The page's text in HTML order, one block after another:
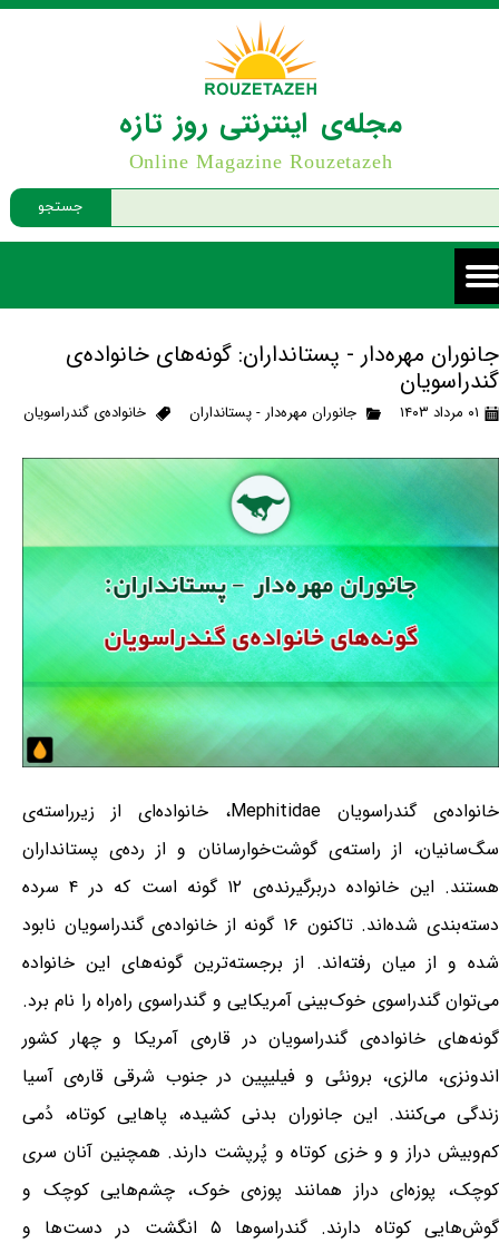
جستجو
مجله‌ی اینترنتی روز تازه
Online Magazine Rouzetazeh
جانوران مهره‌دار - پستانداران: گونه‌های خانواده‌ی
گندراسویان
۰۱ مرداد ۱۴۰۳ جانوران مهره‌دار - پستانداران خانواده‌ی گندراسویان
خانواده‌ی گندراسویان Mephitidae، خانواده‌ای از زیرراسته‌ی
سگ‌سانیان، از راسته‌ی گوشت‌خوارسانان و از رده‌ی پستانداران
هستند. این خانواده دربرگیرنده‌ی ۱۲ گونه است که در ۴ سرده
دسته‌بندی شده‌اند. تاکنون ۱۶ گونه از خانواده‌ی گندراسویان نابود
شده و از میان رفته‌اند. از برجسته‌ترین گونه‌های این خانواده
می‌توان گندراسوی خوک‌بینی آمریکایی و گندراسوی راه‌راه را نام برد.
گونه‌های خانواده‌ی گندراسویان در قاره‌ی آمریکا و چهار کشور
اندونزی، مالزی، برونئی و فیلیپین در جنوب شرقی قاره‌ی آسیا
زندگی می‌کنند. این جانوران بدنی کشیده، پاهایی کوتاه، دُمی
کم‌وبیش دراز و و خزی کوتاه و پُرپشت دارند. همچنین آنان سری
کوچک، پوزه‌ای دراز همانند پوزه‌ی خوک، چشم‌هایی کوچک و
گوش‌هایی کوتاه دارند. گندراسوها ۵ انگشت در دست‌ها و